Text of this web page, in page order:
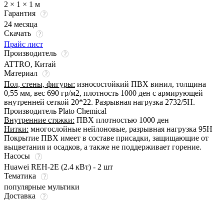
2 × 1 × 1 м
Гарантия
24 месяца
Скачать
Прайс лист
Производитель
ATTRO, Китай
Материал
Пол, стены, фигуры: износостойкий ПВХ винил, толщина
0,55 мм, вес 690 гр/м2, плотность 1000 ден с армирующей
внутренней сеткой 20*22. Разрывная нагрузка 2732/5Н.
Производитель Plato Chemical
Внутренние стяжки: ПВХ плотностью 1000 ден
Нитки: многослойные нейлоновые, разрывная нагрузка 95Н
Покрытие ПВХ имеет в составе присадки, защищающие от
выцветания и осадков, а также не поддерживает горение.
Насосы
Huawei REH-2E (2.4 кВт) - 2 шт
Тематика
популярные мультики
Доставка